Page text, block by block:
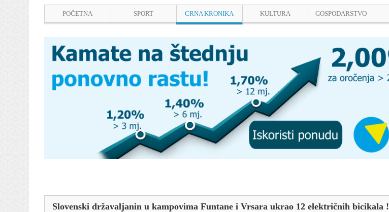
POČETNA SPORT CRNA KRONIKA KULTURA GOSPODARSTVO
Slovenski državaljanin u kampovima Funtane i Vrsara ukrao 12 električnih bicikala !